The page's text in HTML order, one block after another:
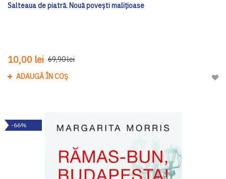
Salteaua de piatră. Nouă povești malițioase
10,00 lei 69,90 lei
ADAUGĂ ÎN COȘ
-66%